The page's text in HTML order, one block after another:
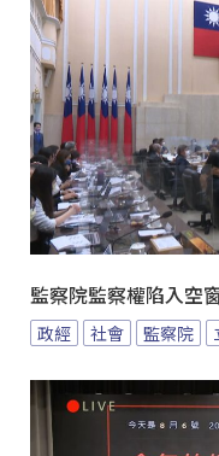
監察院監察權陷入空
政經 社會 監察院